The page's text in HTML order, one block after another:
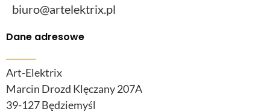
biuro@artelektrix.pl
Dane adresowe
Art-Elektrix
Marcin Drozd Klęczany 207A
39-127 Będziemyśl